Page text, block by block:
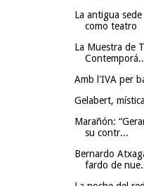
La antigua
como teatro
La Muestra de
Amb l'IVA per
Gelabert,
Marañón:
su contr...
Bernardo
fardo de